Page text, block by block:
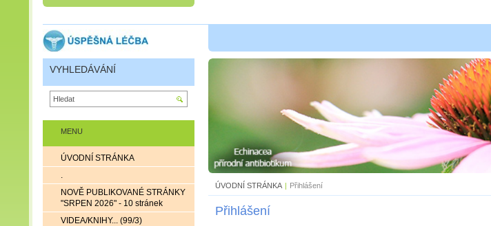
ÚVODNÍ STRÁNKA | Přihlášení
Přihlášení
MENU
ÚVODNÍ STRÁNKA
.
NOVĚ PUBLIKOVANÉ STRÁNKY
"SRPEN 2026" - 10 stránek
VIDEA/KNIHY... (99/3)
VYHLEDÁVÁNÍ